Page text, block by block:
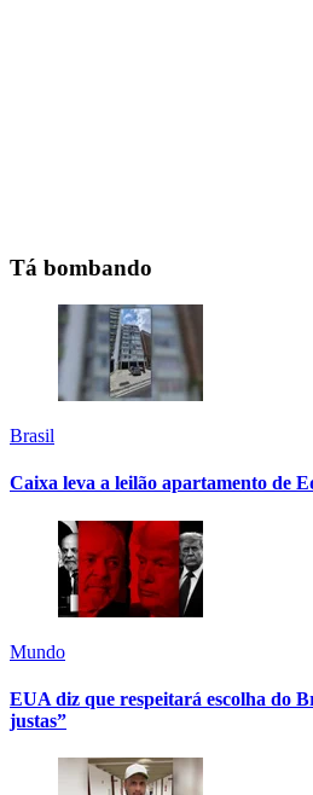
Tá bombando
Brasil
Caixa leva a leilão apartamento de
Mundo
EUA diz que respeitará escolha do
justas”